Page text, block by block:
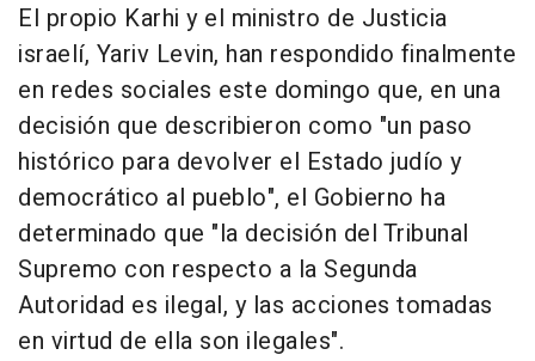
El propio Karhi y el ministro de Justicia
israelí, Yariv Levin, han respondido finalmente
en redes sociales este domingo que, en una
decisión que describieron como "un paso
histórico para devolver el Estado judío y
democrático al pueblo", el Gobierno ha
determinado que "la decisión del Tribunal
Supremo con respecto a la Segunda
Autoridad es ilegal, y las acciones tomadas
en virtud de ella son ilegales".